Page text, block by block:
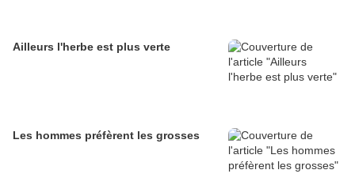
Ailleurs l'herbe est plus verte
Les hommes préfèrent les grosses